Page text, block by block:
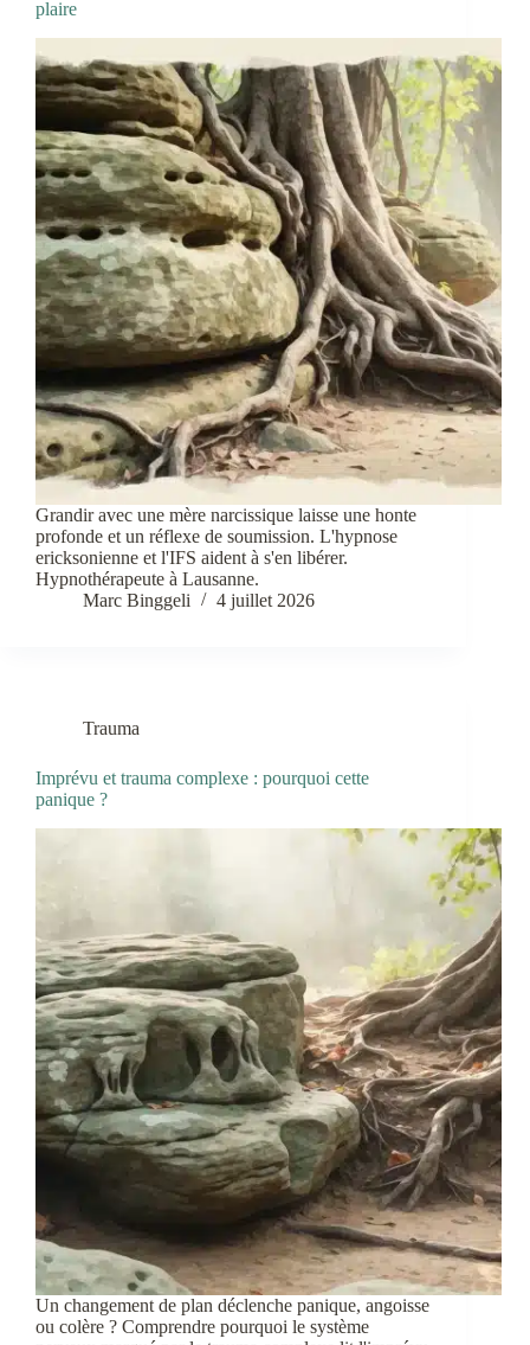
plaire
Grandir avec une mère narcissique laisse une honte
profonde et un réflexe de soumission. L'hypnose
ericksonienne et l'IFS aident à s'en libérer.
Hypnothérapeute à Lausanne.
Marc Binggeli
4 juillet 2026
Trauma
Imprévu et trauma complexe : pourquoi cette
panique ?
Un changement de plan déclenche panique, angoisse
ou colère ? Comprendre pourquoi le système